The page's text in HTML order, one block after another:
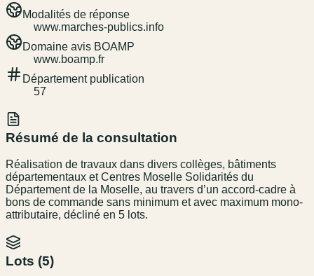
Modalités de réponse
www.marches-publics.info
Domaine avis BOAMP
www.boamp.fr
Département publication
57
Résumé de la consultation
Réalisation de travaux dans divers collèges, bâtiments
départementaux et Centres Moselle Solidarités du
Département de la Moselle, au travers d’un accord-cadre à
bons de commande sans minimum et avec maximum mono-
attributaire, décliné en 5 lots.
Lots (5)